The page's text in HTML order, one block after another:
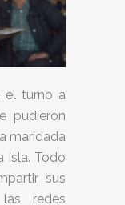
el turno a
pudieron
maridada
isla. Todo
sus
redes